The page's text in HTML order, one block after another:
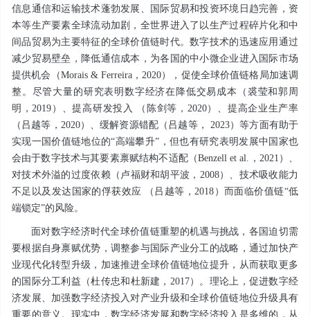
信息通信和运输技术蓬勃发展、国际贸易和投资环境日趋完善，资
本等生产要素全球流动加剧，全世界进入了以生产过程碎片化和中
间品贸易为主要特征的全球价值链时代。数字技术的迅速应用通过
减少贸易壁垒，降低通信成本，为各国的中小微企业进入国际市场
提供机会（Morais & Ferreira，2020），促使全球价值链格局加速调
整。尽管大量的研究表明数字经济在降低交易成本（裘莹和郭周
明，2019）、提高研发投入 （陈剑等，2020）、提高企业生产率
（吕越等，2020）、缓解资源错配（吕越等， 2023）等方面有助于
实现一国价值链地位的“高端攀升”，但也有研究表明发展中国家也
会由于数字技术与其要素禀赋结构不适配（Benzell et al.，2021）、
对技术外溢的过度依赖（卢福财和胡平波，2008）、技术吸收能力
不足以及发达国家的俘获效应 （吕越等，2018）而面临价值链“低
端锁定”的风险。
面对数字经济时代全球价值链重塑的机遇与挑战，各国迫切需
要根据自身禀赋优势，调整参与国际产业分工的战略，通过加快产
业现代化转型升级，加速推进全球价值链地位提升，从而获取更多
的国际分工利益（杜传忠和杜新建，2017）。理论上，促进数字经
济发展、加强数字经济投入对产业升级和全球价值链地位升级具有
重要的意义。现实中，数字经济发展和数字经济投入是多维的，从